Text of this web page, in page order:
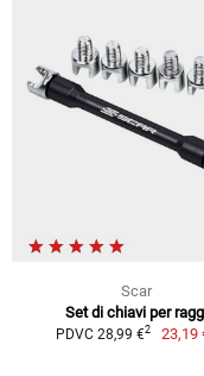
Scar
Set di chiavi per
PDVC 28,99 €2 23,19